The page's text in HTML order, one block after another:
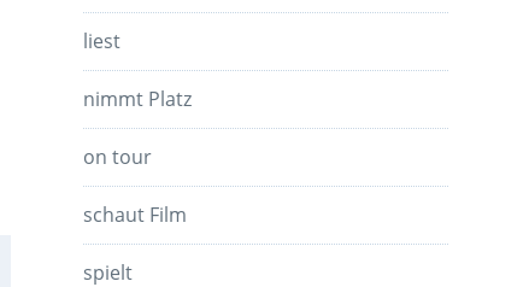
liest
nimmt Platz
on tour
schaut Film
spielt